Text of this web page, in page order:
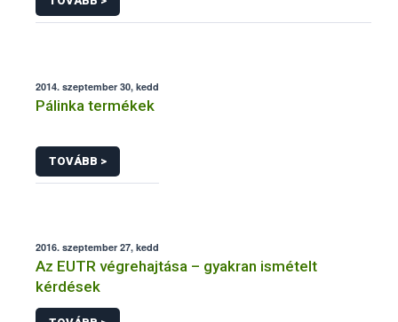
2014. szeptember 30, kedd
Pálinka termékek
TOVÁBB >
2016. szeptember 27, kedd
Az EUTR végrehajtása – gyakran ismételt
kérdések